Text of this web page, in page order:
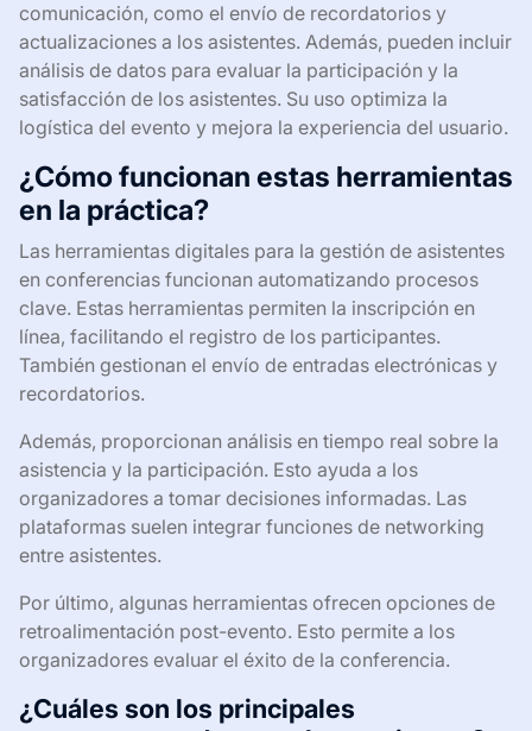
comunicación, como el envío de recordatorios y
actualizaciones a los asistentes. Además, pueden incluir
análisis de datos para evaluar la participación y la
satisfacción de los asistentes. Su uso optimiza la
logística del evento y mejora la experiencia del usuario.
¿Cómo funcionan estas herramientas
en la práctica?
Las herramientas digitales para la gestión de asistentes
en conferencias funcionan automatizando procesos
clave. Estas herramientas permiten la inscripción en
línea, facilitando el registro de los participantes.
También gestionan el envío de entradas electrónicas y
recordatorios.
Además, proporcionan análisis en tiempo real sobre la
asistencia y la participación. Esto ayuda a los
organizadores a tomar decisiones informadas. Las
plataformas suelen integrar funciones de networking
entre asistentes.
Por último, algunas herramientas ofrecen opciones de
retroalimentación post-evento. Esto permite a los
organizadores evaluar el éxito de la conferencia.
¿Cuáles son los principales